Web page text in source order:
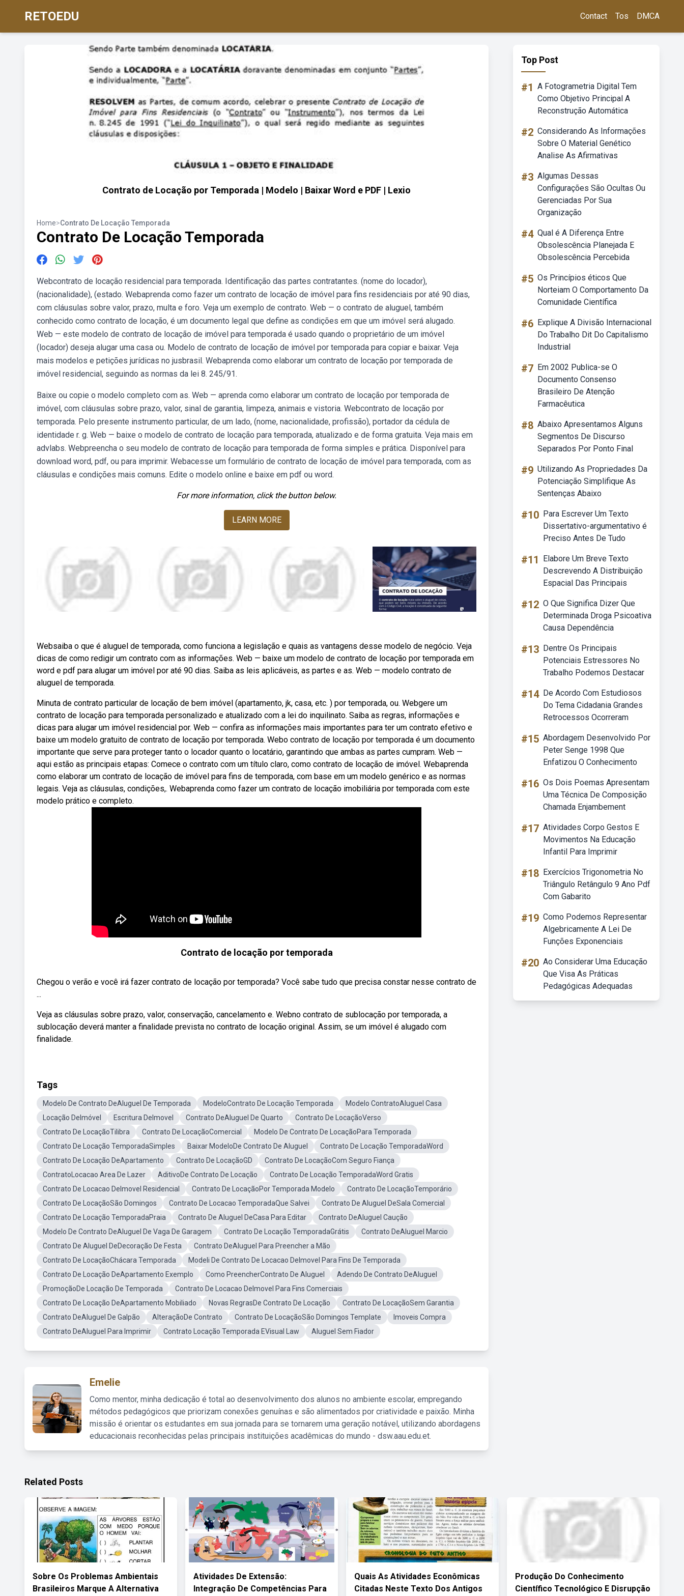
RETOEDU Contact Tos DMCA
Contrato de Locação por Temporada | Modelo | Baixar Word e PDF | Lexio
Home>Contrato De Locação Temporada
Contrato De Locação Temporada
Webcontrato de locação residencial para temporada. Identificação das partes contratantes. (nome do locador),
(nacionalidade), (estado. Webaprenda como fazer um contrato de locação de imóvel para fins residenciais por até 90 dias,
com cláusulas sobre valor, prazo, multa e foro. Veja um exemplo de contrato. Web — o contrato de aluguel, também
conhecido como contrato de locação, é um documento legal que define as condições em que um imóvel será alugado.
Web — este modelo de contrato de locação de imóvel para temporada é usado quando o proprietário de um imóvel
(locador) deseja alugar uma casa ou. Modelo de contrato de locação de imóvel por temporada para copiar e baixar. Veja
mais modelos e petições jurídicas no jusbrasil. Webaprenda como elaborar um contrato de locação por temporada de
imóvel residencial, seguindo as normas da lei 8. 245/91.
Baixe ou copie o modelo completo com as. Web — aprenda como elaborar um contrato de locação por temporada de
imóvel, com cláusulas sobre prazo, valor, sinal de garantia, limpeza, animais e vistoria. Webcontrato de locação por
temporada. Pelo presente instrumento particular, de um lado, (nome, nacionalidade, profissão), portador da cédula de
identidade r. g. Web — baixe o modelo de contrato de locação para temporada, atualizado e de forma gratuita. Veja mais em
advlabs. Webpreencha o seu modelo de contrato de locação para temporada de forma simples e prática. Disponível para
download word, pdf, ou para imprimir. Webacesse um formulário de contrato de locação de imóvel para temporada, com as
cláusulas e condições mais comuns. Edite o modelo online e baixe em pdf ou word.
For more information, click the button below.
LEARN MORE
Websaiba o que é aluguel de temporada, como funciona a legislação e quais as vantagens desse modelo de negócio. Veja
dicas de como redigir um contrato com as informações. Web — baixe um modelo de contrato de locação por temporada em
word e pdf para alugar um imóvel por até 90 dias. Saiba as leis aplicáveis, as partes e as. Web — modelo contrato de
aluguel de temporada.
Minuta de contrato particular de locação de bem imóvel (apartamento, jk, casa, etc. ) por temporada, ou. Webgere um
contrato de locação para temporada personalizado e atualizado com a lei do inquilinato. Saiba as regras, informações e
dicas para alugar um imóvel residencial por. Web — confira as informações mais importantes para ter um contrato efetivo e
baixe um modelo gratuito de contrato de locação por temporada. Webo contrato de locação por temporada é um documento
importante que serve para proteger tanto o locador quanto o locatário, garantindo que ambas as partes cumpram. Web —
aqui estão as principais etapas: Comece o contrato com um título claro, como contrato de locação de imóvel. Webaprenda
como elaborar um contrato de locação de imóvel para fins de temporada, com base em um modelo genérico e as normas
legais. Veja as cláusulas, condições,. Webaprenda como fazer um contrato de locação imobiliária por temporada com este
modelo prático e completo.
Contrato de locação por temporada
Chegou o verão e você irá fazer contrato de locação por temporada? Você sabe tudo que precisa constar nesse contrato de
...
Veja as cláusulas sobre prazo, valor, conservação, cancelamento e. Webno contrato de sublocação por temporada, a
sublocação deverá manter a finalidade prevista no contrato de locação original. Assim, se um imóvel é alugado com
finalidade.
Tags
Modelo De Contrato DeAluguel De Temporada ModeloContrato De Locação Temporada
Modelo ContratoAluguel Casa
Locação DeImóvel
Escritura DeImovel Contrato DeAluguel De Quarto
Contrato De LocaçãoVerso
Contrato De LocaçãoTilibra
Contrato De LocaçãoComercial
Modelo De Contrato De LocaçãoPara Temporada
Contrato De Locação TemporadaSimples
Baixar ModeloDe Contrato De Aluguel
Contrato De Locação TemporadaWord
Contrato De Locação DeApartamento
Contrato De LocaçãoGD
Contrato De LocaçãoCom Seguro Fiança
ContratoLocacao Area De Lazer
AditivoDe Contrato De Locação
Contrato De Locação TemporadaWord Gratis
Contrato De Locacao DeImovel Residencial
Contrato De LocaçãoPor Temporada Modelo
Contrato De LocaçãoTemporário
Contrato De LocaçãoSão Domingos
Contrato De Locacao TemporadaQue Salvei
Contrato De Aluguel DeSala Comercial
Contrato De Locação TemporadaPraia
Contrato De Aluguel DeCasa Para Editar
Contrato DeAluguel Caução
Modelo De Contrato DeAluguel De Vaga De Garagem
Contrato De Locação TemporadaGrátis
Contrato DeAluguel Marcio
Contrato De Aluguel DeDecoração De Festa
Contrato DeAluguel Para Preencher a Mão
Contrato De LocaçãoChácara Temporada
Modeli De Contrato De Locacao DeImovel Para Fins De Temporada
Contrato De Locação DeApartamento Exemplo
Como PreencherContrato De Aluguel
Adendo De Contrato DeAluguel
PromoçãoDe Locação De Temporada
Contrato De Locacao DeImovel Para Fins Comerciais
Contrato De Locação DeApartamento Mobiliado
Novas RegrasDe Contrato De Locação
Contrato De LocaçãoSem Garantia
Contrato DeAluguel De Galpão
AlteraçãoDe Contrato Contrato De LocaçãoSão Domingos Template
Imoveis Compra
Contrato DeAluguel Para Imprimir
Contrato Locação Temporada EVisual Law Aluguel Sem Fiador
Emelie
Como mentor, minha dedicação é total ao desenvolvimento dos alunos no ambiente escolar, empregando
métodos pedagógicos que priorizam conexões genuínas e são alimentados por criatividade e paixão. Minha
missão é orientar os estudantes em sua jornada para se tornarem uma geração notável, utilizando abordagens
educacionais reconhecidas pelas principais instituições acadêmicas do mundo - dsw.aau.edu.et.
Top Post
#1 A Fotogrametria Digital Tem
Como Objetivo Principal A
Reconstrução Automática
#2 Considerando As Informações
Sobre O Material Genético
Analise As Afirmativas
#3 Algumas Dessas
Configurações São Ocultas Ou
Gerenciadas Por Sua
Organização
#4 Qual é A Diferença Entre
Obsolescência Planejada E
Obsolescência Percebida
#5 Os Princípios éticos Que
Norteiam O Comportamento Da
Comunidade Científica
#6 Explique A Divisão Internacional
Do Trabalho Dit Do Capitalismo
Industrial
#7 Em 2002 Publica-se O
Documento Consenso
Brasileiro De Atenção
Farmacêutica
#8 Abaixo Apresentamos Alguns
Segmentos De Discurso
Separados Por Ponto Final
#9 Utilizando As Propriedades Da
Potenciação Simplifique As
Sentenças Abaixo
#10 Para Escrever Um Texto
Dissertativo-argumentativo é
Preciso Antes De Tudo
#11
Elabore Um Breve Texto
Descrevendo A Distribuição
Espacial Das Principais
#12 O Que Significa Dizer Que
Determinada Droga Psicoativa
Causa Dependência
#13 Dentre Os Principais
Potenciais Estressores No
Trabalho Podemos Destacar
#14 De Acordo Com Estudiosos
Do Tema Cidadania Grandes
Retrocessos Ocorreram
#15 Abordagem Desenvolvido Por
Peter Senge 1998 Que
Enfatizou O Conhecimento
#16 Os Dois Poemas Apresentam
Uma Técnica De Composição
Chamada Enjambement
#17 Atividades Corpo Gestos E
Movimentos Na Educação
Infantil Para Imprimir
#18 Exercícios Trigonometria No
Triângulo Retângulo 9 Ano Pdf
Com Gabarito
#19 Como Podemos Representar
Algebricamente A Lei De
Funções Exponenciais
#20 Ao Considerar Uma Educação
Que Visa As Práticas
Pedagógicas Adequadas
Related Posts
Sobre Os Problemas Ambientais
Brasileiros Marque A Alternativa
Atividades De Extensão:
Integração De Competências Para
Quais As Atividades Econômicas
Citadas Neste Texto Dos Antigos
Produção Do Conhecimento
Científico Tecnológico E Disrupção